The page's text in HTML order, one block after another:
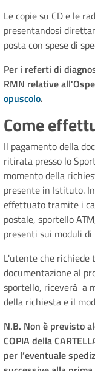
Le copie su CD e le
presentandosi
posta con spese di
Per i referti di
RMN relative
opuscolo.
Come
Il pagamento della
ritirata presso lo
momento della
presente in Istituto.
effettuato tramite i
postale, sportello
presenti sui moduli di
L'utente che
documentazione al
sportello, riceverà a
della richiesta e il
N.B. Non è previsto
COPIA della
per l’eventuale